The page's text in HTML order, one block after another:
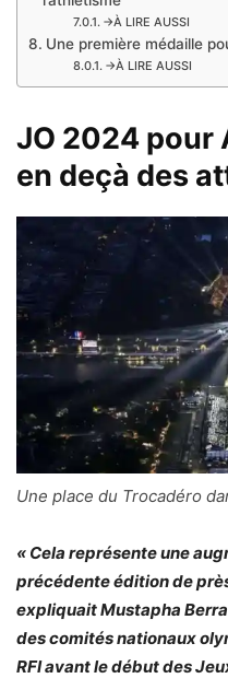
→À LIRE AUSSI
Une première médaille
→À LIRE AUSSI
JO 2024 pour
en deçà des
Une place du Trocadéro
« Cela représente une
précédente édition de
expliquait Mustapha
des comités nationaux
RFI avant le début des